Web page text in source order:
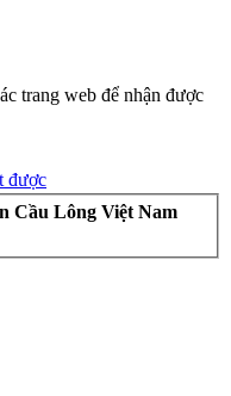
trang web để nhận được
được
Cầu Lông Việt Nam